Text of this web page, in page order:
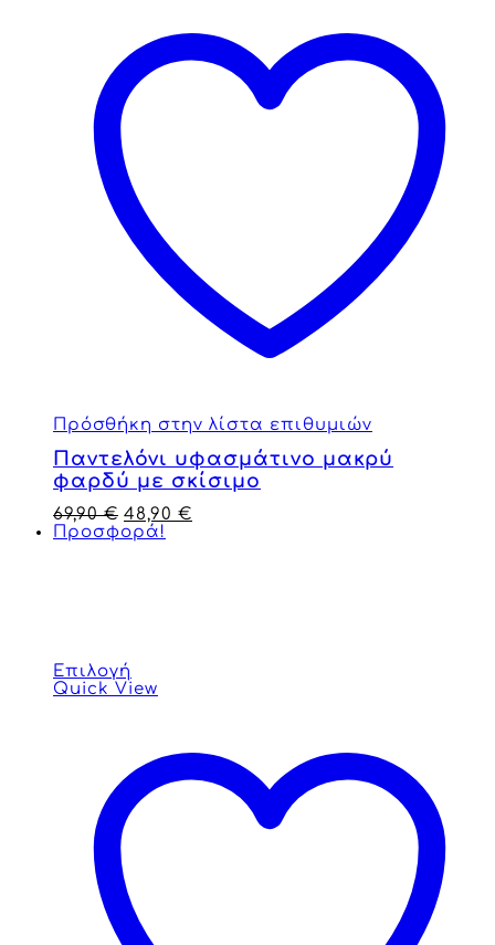
Πρόσθήκη στην λίστα επιθυμιών
Παντελόνι υφασμάτινο μακρύ
φαρδύ με σκίσιμο
69,90€ 48,90 €
Προσφορά!
Επιλογή
Quick View